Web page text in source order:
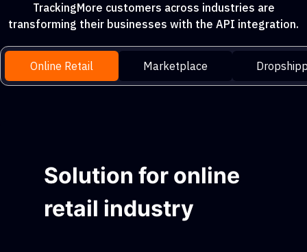
TrackingMore customers across industries are
transforming their businesses with the API integration.
Online Retail Marketplace
Solution for online
retail industry